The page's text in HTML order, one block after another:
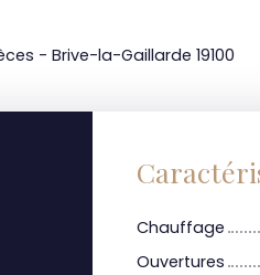
- Brive-la-Gaillarde 19100
Chauffage
Ouvertures